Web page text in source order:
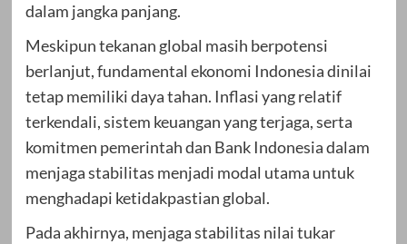
dalam jangka panjang.
Meskipun tekanan global masih berpotensi
berlanjut, fundamental ekonomi Indonesia dinilai
tetap memiliki daya tahan. Inflasi yang relatif
terkendali, sistem keuangan yang terjaga, serta
komitmen pemerintah dan Bank Indonesia dalam
menjaga stabilitas menjadi modal utama untuk
menghadapi ketidakpastian global.
Pada akhirnya, menjaga stabilitas nilai tukar